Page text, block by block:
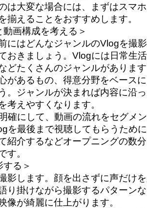
は大変な場合には、まずはスマ
揃えることをおすすめします。
動画構成を考える＞
にはどんなジャンルのVlogを撮
おきましょう。Vlogには日常生
どたくさんのジャンルがありま
があるもの、得意分野をベース
。ジャンルが決まれば内容に沿
考えやすくなります。
確にして、動画の流れをセグメ
を最後まで視聴してもらうため
紹介するなどオープニングの数
す。
する＞
影します。顔を出さずに声だけ
り掛けながら撮影するパターン
像が綺麗に仕上がります。